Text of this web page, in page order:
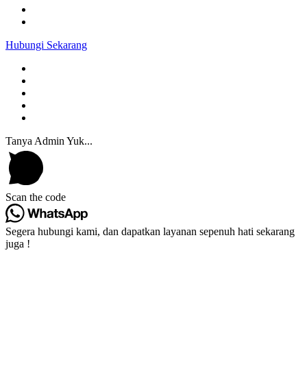
Hubungi Sekarang
Tanya Admin Yuk...
Scan the code
Segera hubungi kami, dan dapatkan layanan sepenuh hati sekarang
juga !